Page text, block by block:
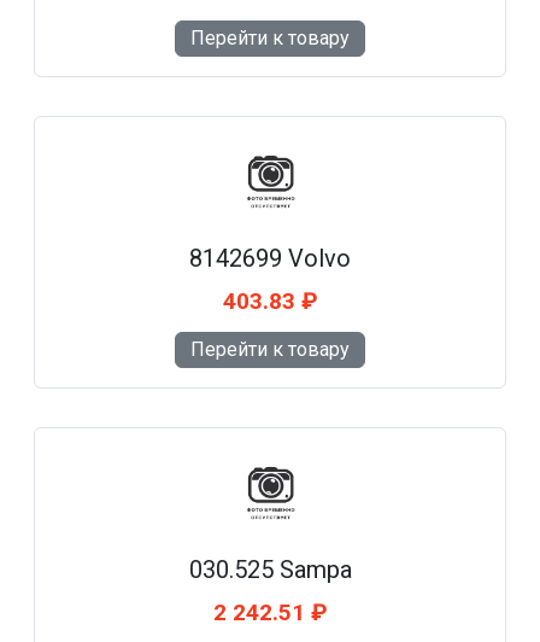
Перейти к товару
8142699 Volvo
403.83 ₽
Перейти к товару
030.525 Sampa
2 242.51 ₽